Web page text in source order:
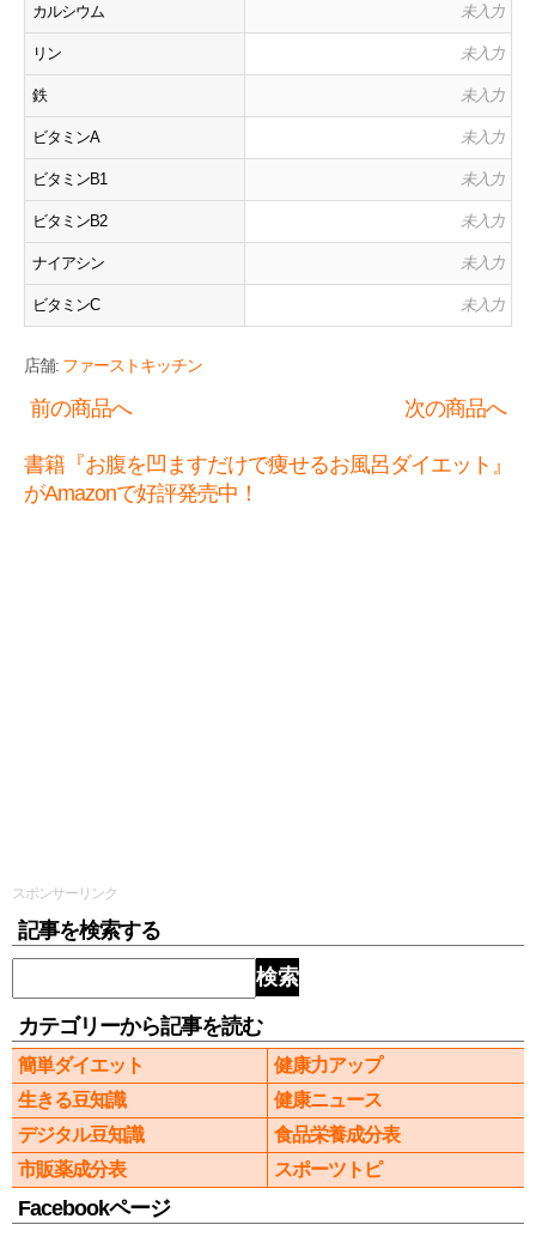
カルシウム 未入力
リン 未入力
鉄 未入力
ビタミンA 未入力
ビタミンB1 未入力
ビタミンB2 未入力
ナイアシン 未入力
ビタミンC 未入力
店舗: ファーストキッチン
前の商品へ 次の商品へ
書籍『お腹を凹ますだけで痩せるお風呂ダイエット』
がAmazonで好評発売中！
スポンサーリンク
記事を検索する
検索
カテゴリーから記事を読む
簡単ダイエット
健康力アップ
生きる豆知識
健康ニュース
デジタル豆知識
食品栄養成分表
市販薬成分表
スポーツトピ
Facebookページ